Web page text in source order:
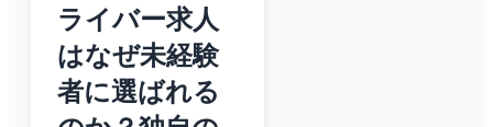
ライバー求人
はなぜ未経験
者に選ばれる